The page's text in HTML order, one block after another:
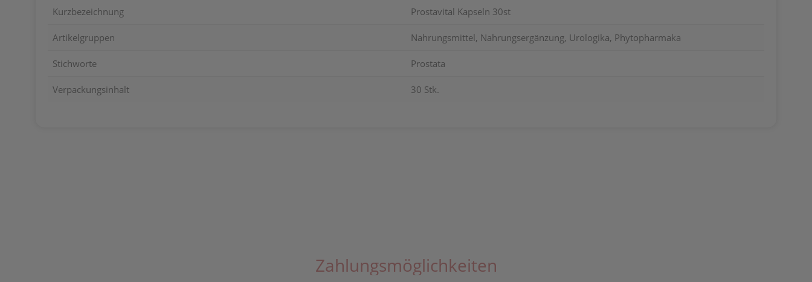
Kurzbezeichnung Prostavital Kapseln 30st
Artikelgruppen Nahrungsmittel, Nahrungsergänzung, Urologika, Phytopharmaka
Stichworte Prostata
Verpackungsinhalt 30 Stk.
Zahlungsmöglichkeiten